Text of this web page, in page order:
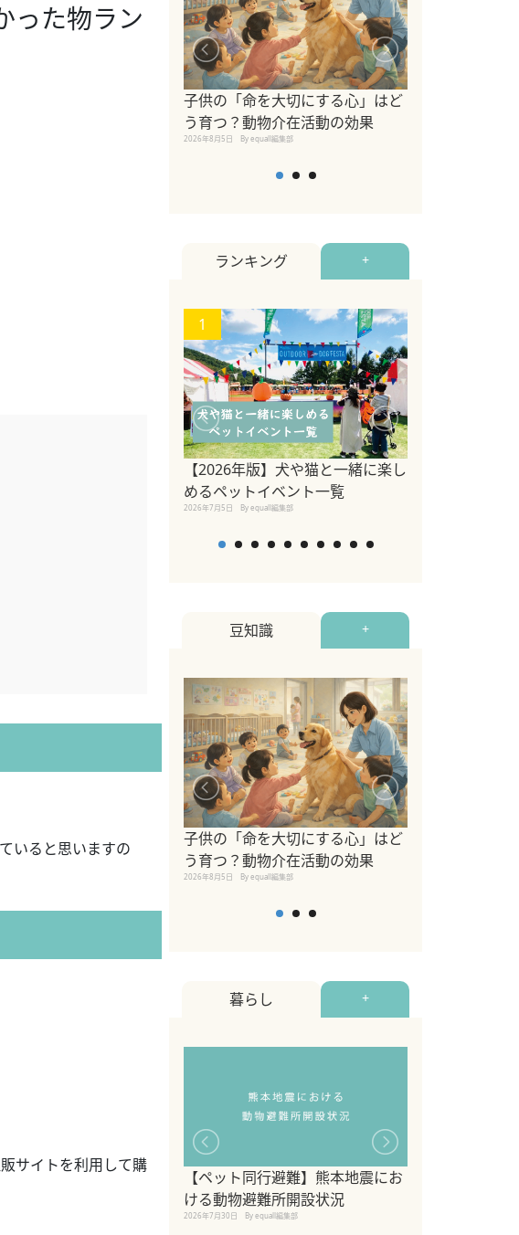
った物ラン
いると思いますの
サイトを利用して購
子供の「命を大切にする心」はど
う育つ？動物介在活動の効果
2026年8月5日 By equall編集部
ランキング +
1
【2026年版】犬や猫と一緒に楽し
めるペットイベント一覧
2026年7月5日 By equall編集部
豆知識 +
子供の「命を大切にする心」はど
う育つ？動物介在活動の効果
2026年8月5日 By equall編集部
暮らし +
【ペット同行避難】熊本地震にお
ける動物避難所開設状況
2026年7月30日 By equall編集部